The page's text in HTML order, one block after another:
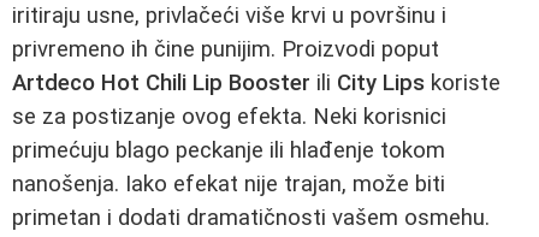
iritiraju usne, privlačeći više krvi u površinu i
privremeno ih čine punijim. Proizvodi poput
Artdeco Hot Chili Lip Booster ili City Lips koriste
se za postizanje ovog efekta. Neki korisnici
primećuju blago peckanje ili hlađenje tokom
nanošenja. Iako efekat nije trajan, može biti
primetan i dodati dramatičnosti vašem osmehu.